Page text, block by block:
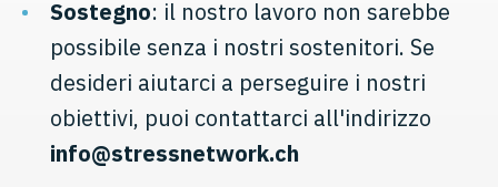
Sostegno: il nostro lavoro non sarebbe
possibile senza i nostri sostenitori. Se
desideri aiutarci a perseguire i nostri
obiettivi, puoi contattarci all'indirizzo
info@stressnetwork.ch